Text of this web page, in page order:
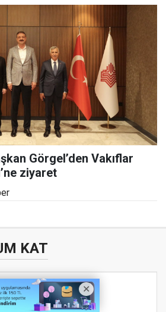
Görgel’den Vakıflar
ziyaret
KAT